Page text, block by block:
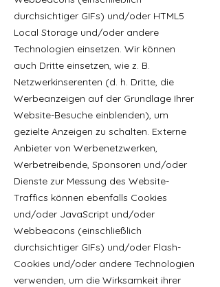
durchsichtiger GIFs) und/oder HTML5
Local Storage und/oder andere
Technologien einsetzen. Wir können
auch Dritte einsetzen, wie z. B.
Netzwerkinserenten (d. h. Dritte, die
Werbeanzeigen auf der Grundlage Ihrer
Website-Besuche einblenden), um
gezielte Anzeigen zu schalten. Externe
Anbieter von Werbenetzwerken,
Werbetreibende, Sponsoren und/oder
Dienste zur Messung des Website-
Traffics können ebenfalls Cookies
und/oder JavaScript und/oder
Webbeacons (einschließlich
durchsichtiger GIFs) und/oder Flash-
Cookies und/oder andere Technologien
verwenden, um die Wirksamkeit ihrer